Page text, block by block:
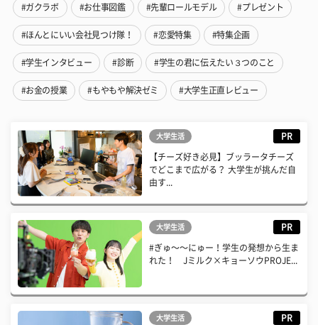
#ガクラボ #お仕事図鑑 #先輩ロールモデル #プレゼント
#ほんとにいい会社見つけ隊！ #恋愛特集 #特集企画
#学生インタビュー #診断 #学生の君に伝えたい３つのこと
#お金の授業 #もやもや解決ゼミ #大学生正直レビュー
大学生活 PR
【チーズ好き必見】ブッラータチーズ
でどこまで広がる？ 大学生が挑んだ自
由す...
大学生活 PR
#ぎゅ〜〜にゅー！学生の発想から生ま
れた！ Jミルク×キョーソウPROJE...
大学生活 PR